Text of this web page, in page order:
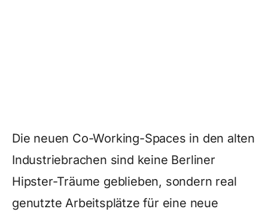
Die neuen Co-Working-Spaces in den alten
Industriebrachen sind keine Berliner
Hipster-Träume geblieben, sondern real
genutzte Arbeitsplätze für eine neue